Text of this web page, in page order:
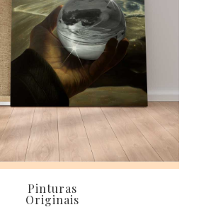
Pinturas
Originais